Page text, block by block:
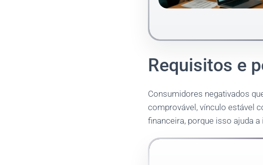
Requisitos e
Consumidores negativados
comprovável, vínculo estável
financeira, porque isso ajuda